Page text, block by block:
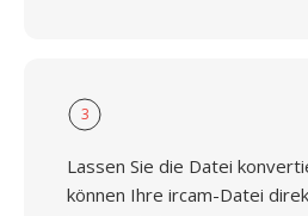
3
Lassen Sie die Datei
können Ihre ircam-Datei